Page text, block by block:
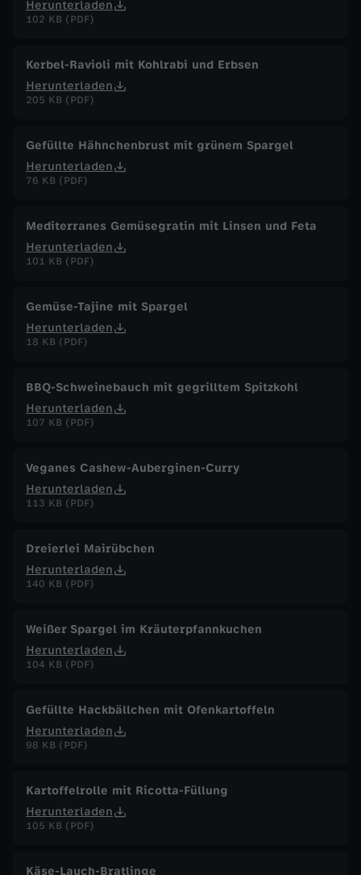
Herunterladen
102 KB (PDF)
Kerbel-Ravioli mit Kohlrabi und Erbsen
Herunterladen
205 KB (PDF)
Gefüllte Hähnchenbrust mit grünem Spargel
Herunterladen
76 KB (PDF)
Mediterranes Gemüsegratin mit Linsen und Feta
Herunterladen
101 KB (PDF)
Gemüse-Tajine mit Spargel
Herunterladen
18 KB (PDF)
BBQ-Schweinebauch mit gegrilltem Spitzkohl
Herunterladen
107 KB (PDF)
Veganes Cashew-Auberginen-Curry
Herunterladen
113 KB (PDF)
Dreierlei Mairübchen
Herunterladen
140 KB (PDF)
Weißer Spargel im Kräuterpfannkuchen
Herunterladen
104 KB (PDF)
Gefüllte Hackbällchen mit Ofenkartoffeln
Herunterladen
98 KB (PDF)
Kartoffelrolle mit Ricotta-Füllung
Herunterladen
105 KB (PDF)
Käse-Lauch-Bratlinge